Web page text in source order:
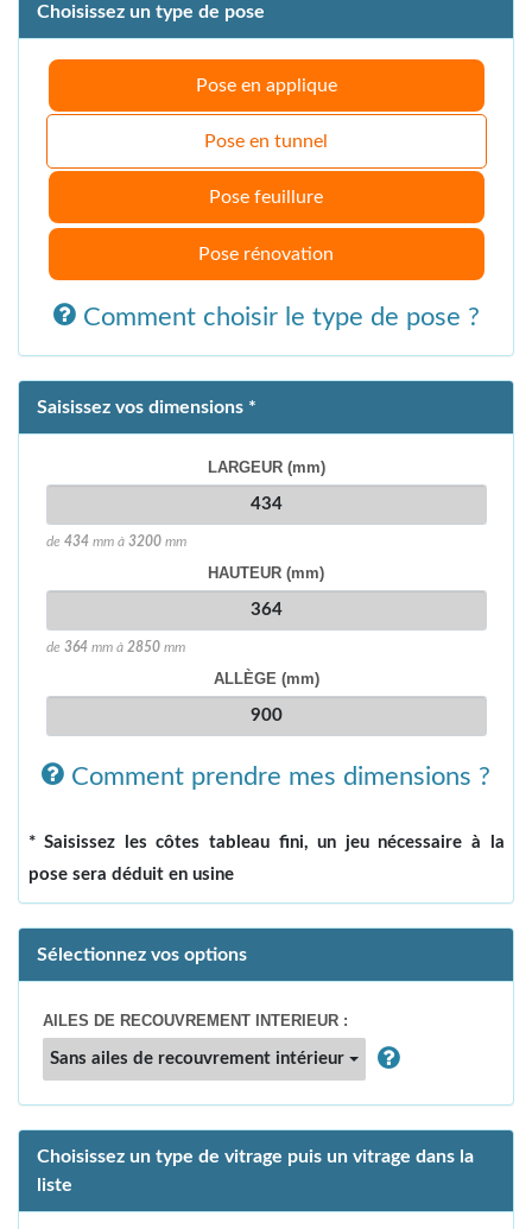
Choisissez un type de pose
Pose en applique
Pose en tunnel
Pose feuillure
Pose rénovation
Comment choisir le type de pose ?
Saisissez vos dimensions *
LARGEUR (mm)
de 434mm à 3200mm
HAUTEUR (mm)
de 364mm à 2850mm
ALLÈGE (mm)
Comment prendre mes dimensions ?
* Saisissez les côtes tableau fini, un jeu nécessaire à la
pose sera déduit en usine
Sélectionnez vos options
AILES DE RECOUVREMENT INTERIEUR :
Sans ailes de recouvrement intérieur
Choisissez un type de vitrage puis un vitrage dans la
liste